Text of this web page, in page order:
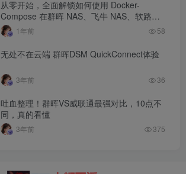
从零开始，全面解锁如何使用 Docker-
Compose 在群晖 NAS、飞牛 NAS、软路
由、OpenWRT 与 Linux 服务器等平台部署
项目
1年前 58
无处不在云端 群晖DSM QuickConnect体验
3年前 36
吐血整理！群晖VS威联通最强对比，10点不
同，真的看懂
3年前 375